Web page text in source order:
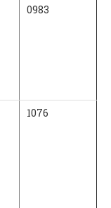
0983
1076